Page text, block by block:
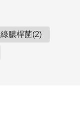
綠膿桿菌(2)